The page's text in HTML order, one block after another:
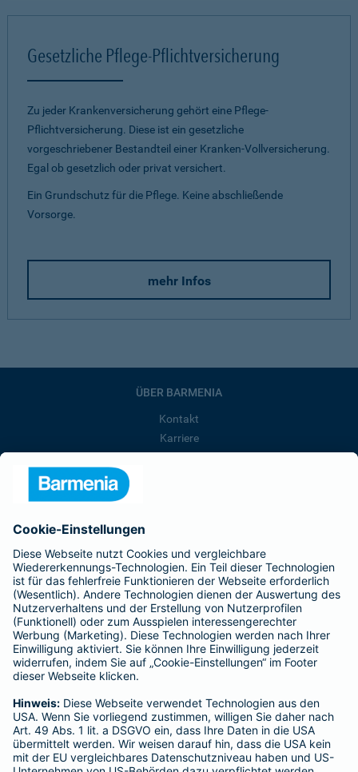
Gesetzliche Pflege-Pflichtversicherung
Zu jeder Krankenversicherung gehört eine Pflege-
Pflichtversicherung. Diese ist ein gesetzliche
vorgeschriebener Bestandteil einer Kranken-Vollversicherung.
Egal ob gesetzlich oder privat versichert.
Ein Grundschutz für die Pflege. Keine abschließende
Vorsorge.
mehr Infos
ÜBER BARMENIA
Kontakt
Karriere
Barmenia ist Teil der BarmeniaGothaer
BELIEBTE SEITEN
Kranken-Zusatzversicherung
Tierversicherungen
Haftpflichtversicherung
Hausratversicherung
Adresse ändern
Schaden melden
Kilometerstandsmeldung